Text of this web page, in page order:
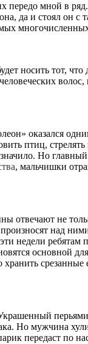
передо мной в
да и стоял он с
носить тот,
оказался
птиц,
значило. Но
, мальчишки
отвечают не
над
недели ребятам
основной
Но мужчина хули
передаст по